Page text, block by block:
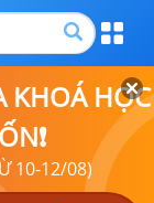
KHOÁ HỌC
10-12/08)